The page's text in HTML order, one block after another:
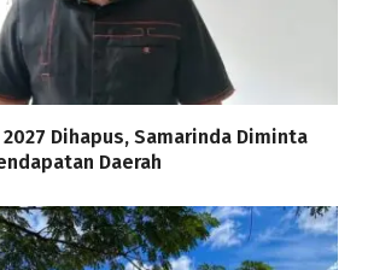
2027 Dihapus, Samarinda Diminta
Daerah